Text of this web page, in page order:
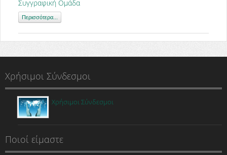
Συγγραφική Ομάδα
Περισσότερα...
Χρήσιμοι Σύνδεσμοι
Χρήσιμοι Σύνδεσμοι
Ποιοί είμαστε